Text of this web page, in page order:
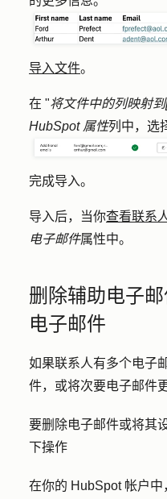
导入文件。
在 "将文件中的列映射
HubSpot 属性列中，选
完成导入。
导入后，当你查看联系
电子邮件属性中。
删除辅助电子
电子邮件
如果联系人有多个电子
件，或将次要电子邮件
要删除电子邮件或将其
下操作
在你的 HubSpot 帐户中